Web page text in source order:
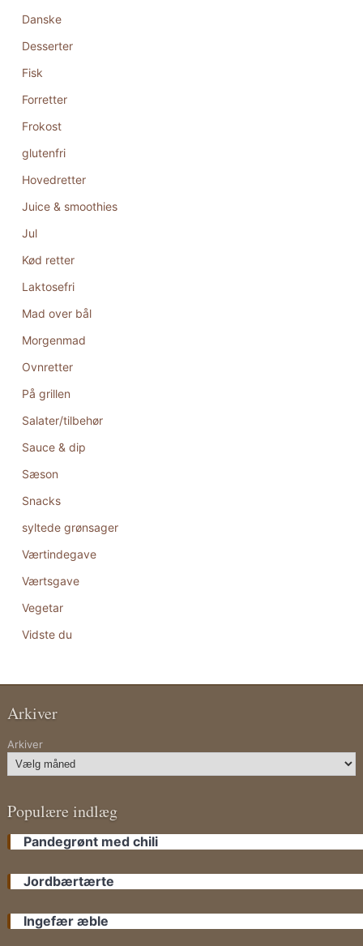
Danske
Desserter
Fisk
Forretter
Frokost
glutenfri
Hovedretter
Juice & smoothies
Jul
Kød retter
Laktosefri
Mad over bål
Morgenmad
Ovnretter
På grillen
Salater/tilbehør
Sauce & dip
Sæson
Snacks
syltede grønsager
Værtindegave
Værtsgave
Vegetar
Vidste du
Arkiver
Arkiver
Populære indlæg
Pandegrønt med chili
Jordbærtærte
Ingefær æble